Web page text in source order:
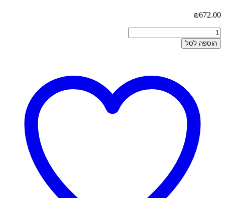
₪672.00
כמות
של
פירסינג
הוספה לסל